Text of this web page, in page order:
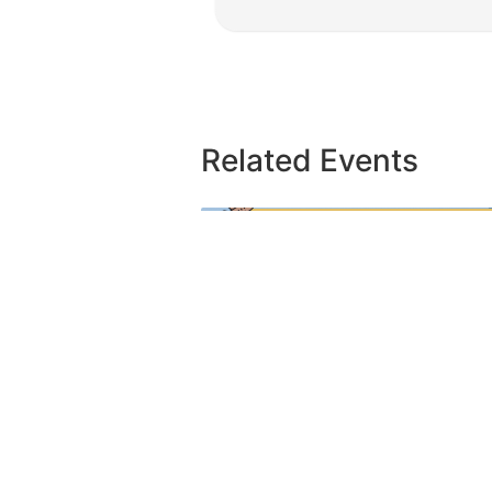
Related Events